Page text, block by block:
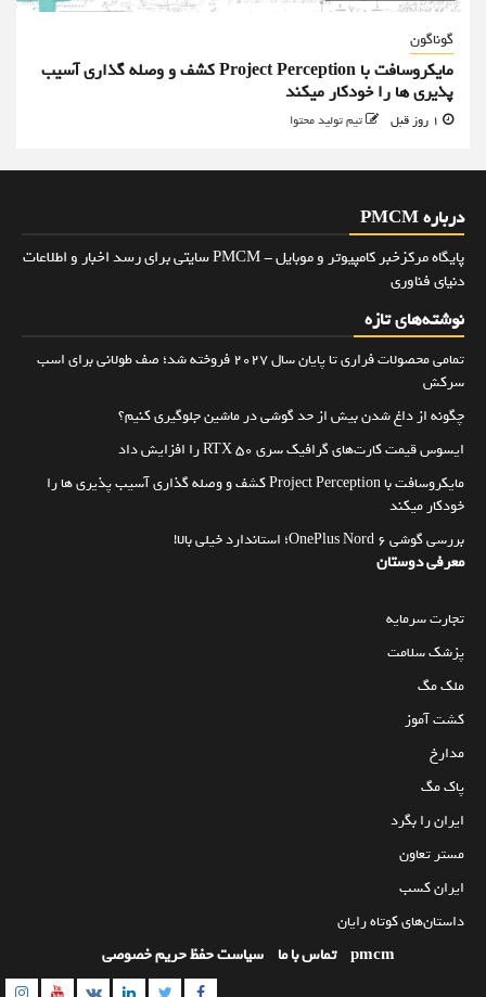
گوناگون
مایکروسافت با Project Perception کشف و وصله گذاری آسیب
پذیری ها را خودکار میکند
تیم تولید محتوا
درباره PMCM
پایگاه مرکزخبر کامپیوتر و موبایل - PMCM سایتی برای رسد اخبار و اطلاعات
دنیای فناوری
نوشته‌های تازه
تمامی محصولات فراری تا پایان سال ۲۰۲۷ فروخته شد؛ صف طولانی برای اسب
سرکش
چگونه از داغ شدن بیش از حد گوشی در ماشین جلوگیری کنیم؟
ایسوس قیمت کارت‌های گرافیک سری RTX 50 را افزایش داد
مایکروسافت با Project Perception کشف و وصله گذاری آسیب پذیری ها را
خودکار میکند
بررسی گوشی OnePlus Nord 6؛ استاندارد خیلی بالا!
معرفی دوستان
تجارت سرمایه
پزشک سلامت
ملک مگ
کشت آموز
مدارخ
پاک مگ
ایران را بگرد
مستر تعاون
ایران کسب
داستان‌های کوتاه رایان
pmcm تماس با ما سیاست حفظ حریم خصوصی